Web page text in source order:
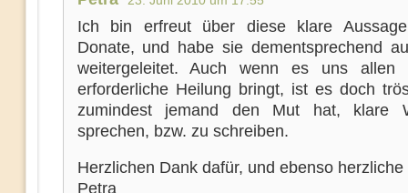
Ich bin erfreut über diese klare
Donate, und habe sie dementsprechend
weitergeleitet. Auch wenn es uns allen
erforderliche Heilung bringt, ist es doch
zumindest jemand den Mut hat, klare
sprechen, bzw. zu schreiben.
Herzlichen Dank dafür, und ebenso
Petra